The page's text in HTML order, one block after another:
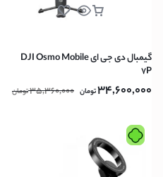
گیمبال دی جی ای DJI Osmo Mobile
7P
34,600,000تومان 35,360,000تومان